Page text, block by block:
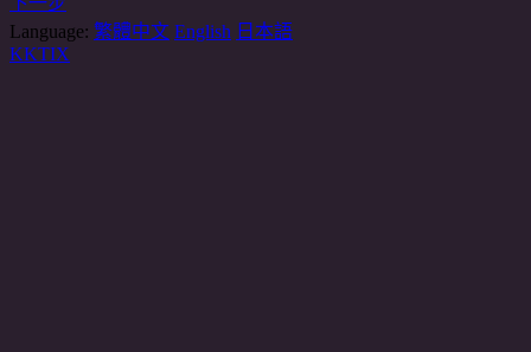
Language: 繁體中文 English 日本語
KKTIX